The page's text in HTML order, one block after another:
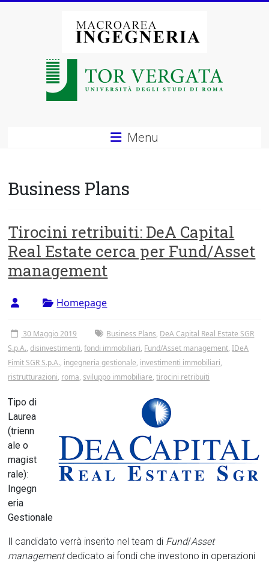
Macroarea
degli
di
Roma
Tor
Vergata
Menu
Business Plans
Tirocini retribuiti: DeA Capital
Real Estate cerca per Fund/Asset
management
Homepage
30 Maggio 2019 Business Plans, DeA Capital Real Estate SGR
S.p.A.,disinvestimenti,fondi immobiliari, Fund/Asset management,IDeA
Fimit SGR S.p.A., ingegneria gestionale, investimenti immobiliari,
ristrutturazioni, roma,sviluppo immobiliare,tirocini retribuiti
Tipo di
Laurea
(trienn
ale o
magist
rale):
Ingegn
eria
Gestionale
Il candidato verrà inserito nel team di Fund/Asset
managementdedicato ai fondi che investono in operazioni